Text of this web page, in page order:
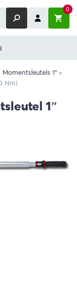
0
Momentsleutels 1" »
Nm)
1″